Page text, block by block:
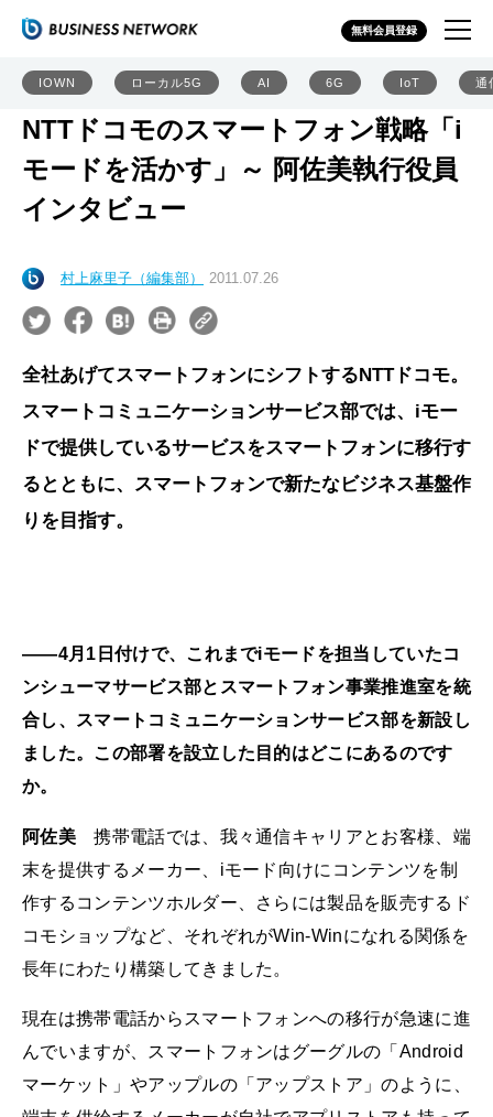
無料会員登録
IOWN ローカル5G AI 6G IoT 通
NTTドコモのスマートフォン戦略「i
モードを活かす」～ 阿佐美執行役員
インタビュー
村上麻里子（編集部） 2011.07.26
全社あげてスマートフォンにシフトするNTTドコモ。
スマートコミュニケーションサービス部では、iモー
ドで提供しているサービスをスマートフォンに移行す
るとともに、スマートフォンで新たなビジネス基盤作
りを目指す。
――4月1日付けで、これまでiモードを担当していたコ
ンシューマサービス部とスマートフォン事業推進室を統
合し、スマートコミュニケーションサービス部を新設し
ました。この部署を設立した目的はどこにあるのです
か。
阿佐美携帯電話では、我々通信キャリアとお客様、端
末を提供するメーカー、iモード向けにコンテンツを制
作するコンテンツホルダー、さらには製品を販売するド
コモショップなど、それぞれがWin-Winになれる関係を
長年にわたり構築してきました。
現在は携帯電話からスマートフォンへの移行が急速に進
んでいますが、スマートフォンはグーグルの「Android
マーケット」やアップルの「アップストア」のように、